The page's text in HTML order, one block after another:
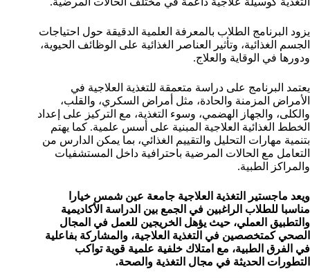
يزود البرنامج الطلاب بالمعرفة العلمية الدقيقة حول احتياجات
الجسم الغذائية، وتأثير العناصر الغذائية على الوظائف الحيوية،
ودورها في الوقاية والعلاج.
يعتمد البرنامج على دراسة متعمقة للتغذية العلاجية في
الأمراض المزمنة والحادة، مثل أمراض السكري، والقلب،
والكلى، والجهاز الهضمي، وسوء التغذية، مع التركيز على إعداد
الخطط الغذائية العلاجية المبنية على أسس علمية. كما يهتم
بتنمية مهارات التحليل والتقييم الغذائي، بما يمكن الدارس من
التعامل مع الحالات المرضية باحترافية داخل المستشفيات
والمراكز الطبية.
ويعد ماجستير التغذية العلاجية جامعة عين شمس خيارا
مناسبا للطلاب الراغبين في الجمع بين الدراسة الأكاديمية
والتطبيق العملي، حيث يؤهل الخريجين للعمل في المجال
الصحي كمتخصصين في التغذية العلاجية، والمشاركة بفاعلية
في الفرق الطبية، مع امتلاك خلفية علمية قوية تواكب
التطورات الحديثة في مجال التغذية والصحة.